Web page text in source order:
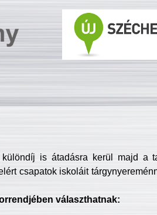
is átadásra kerül majd a
csapatok iskoláit
választhatnak: